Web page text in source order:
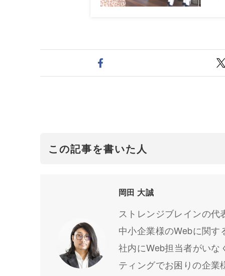
この記事を書いた人
岡田 大誠
ストレンジブレインの代
中小企業様のWebに関
社内にWeb担当者がい
ティングでお困りの企